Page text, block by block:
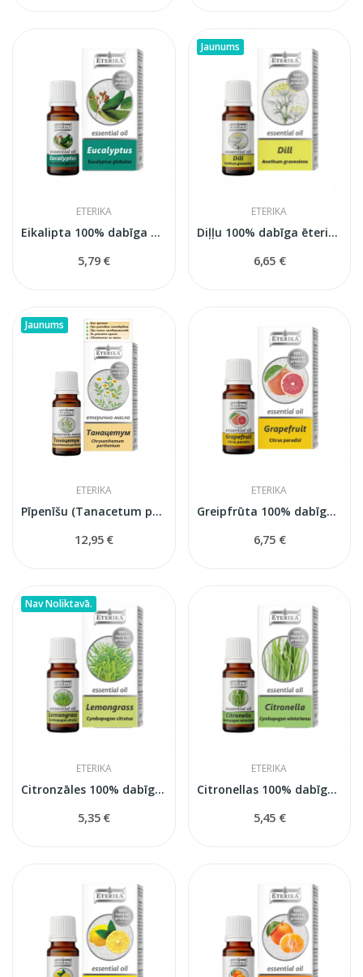
ETERIKA
Eikalipta 100% dabīga ēteriskā eļļa (Eucalyptus...
5,79 €
Jaunums
ETERIKA
Diļļu 100% dabīga ēteriskā eļļa (Anethum...
6,65 €
Jaunums
ETERIKA
Pīpenīšu (Tanacetum parthenium) ēteriskā eļļa...
12,95 €
ETERIKA
Greipfrūta 100% dabīga ēteriskā eļļa (Citrus...
6,75 €
Nav Noliktavā.
ETERIKA
Citronzāles 100% dabīga ēteriskā eļļa...
5,35 €
ETERIKA
Citronellas 100% dabīga ēteriskā eļļa...
5,45 €